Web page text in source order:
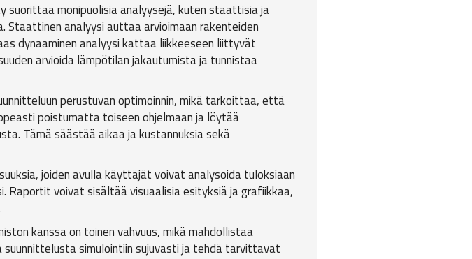
suorittaa monipuolisia analyysejä, kuten staattisia ja
analyysi auttaa arvioimaan rakenteiden
dynaaminen analyysi kattaa liikkeeseen liittyvät
arvioida lämpötilan jakautumista ja tunnistaa
perustuvan optimoinnin, mikä tarkoittaa, että
poistumatta toiseen ohjelmaan ja löytää
Tämä säästää aikaa ja kustannuksia sekä
joiden avulla käyttäjät voivat analysoida tuloksiaan
Raportit voivat sisältää visuaalisia esityksiä ja grafiikkaa,
kanssa on toinen vahvuus, mikä mahdollistaa
simulointiin sujuvasti ja tehdä tarvittavat